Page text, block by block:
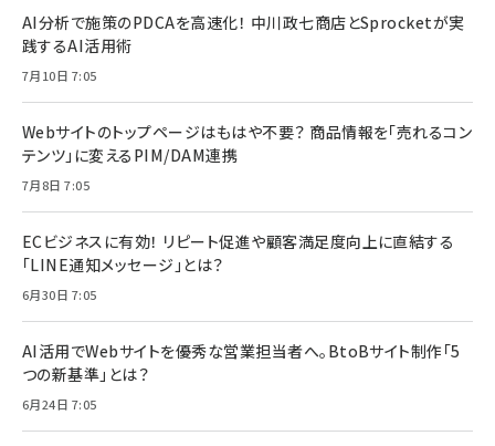
AI分析で施策のPDCAを高速化！ 中川政七商店とSprocketが実
践するAI活用術
7月10日 7:05
Webサイトのトップページはもはや不要？ 商品情報を「売れるコン
テンツ」に変えるPIM/DAM連携
7月8日 7:05
ECビジネスに有効！ リピート促進や顧客満足度向上に直結する
「LINE通知メッセージ」とは？
6月30日 7:05
AI活用でWebサイトを優秀な営業担当者へ。BtoBサイト制作「5
つの新基準」とは？
6月24日 7:05